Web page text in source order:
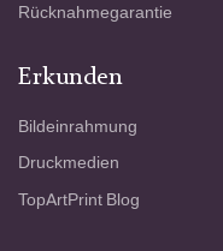
Rücknahmegarantie
Erkunden
Bildeinrahmung
Druckmedien
TopArtPrint Blog